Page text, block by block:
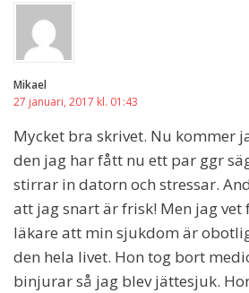
Mikael
27 januari, 2017 kl. 01:43
Mycket bra skrivet. Nu kommer
den jag har fått nu ett par ggr
stirrar in datorn och stressar.
att jag snart är frisk! Men jag
läkare att min sjukdom är
den hela livet. Hon tog bort
binjurar så jag blev jättesjuk.